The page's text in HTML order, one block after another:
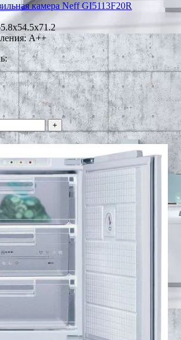
камера Neff GI5113F20R
A++
у менеджера
+